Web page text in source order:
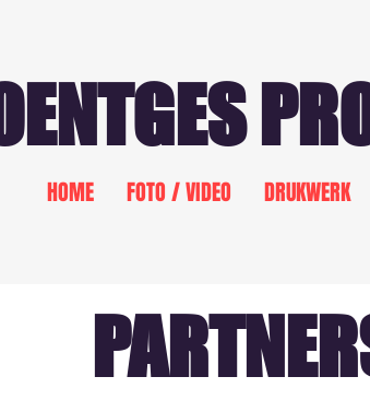
HOME FOTO / VIDEO DRUKWERK